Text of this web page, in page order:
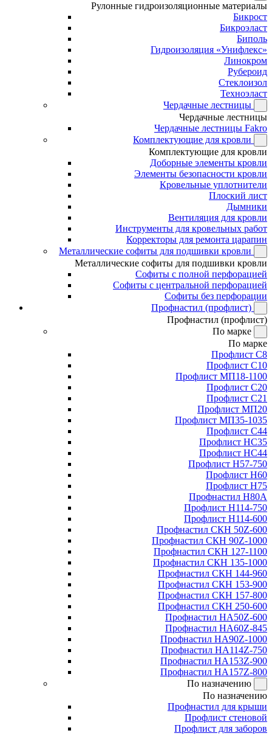
Рулонные гидроизоляционные материалы
Бикрост
Бикроэласт
Биполь
Гидроизоляция «Унифлекс»
Линокром
Рубероид
Стеклоизол
Техноэласт
Чердачные лестницы
Чердачные лестницы
Чердачные лестницы Fakro
Комплектующие для кровли
Комплектующие для кровли
Доборные элементы кровли
Элементы безопасности кровли
Кровельные уплотнители
Плоский лист
Дымники
Вентиляция для кровли
Инструменты для кровельных работ
Корректоры для ремонта царапин
Металлические софиты для подшивки кровли
Металлические софиты для подшивки кровли
Софиты с полной перфорацией
Софиты с центральной перфорацией
Софиты без перфорации
Профнастил (профлист)
Профнастил (профлист)
По марке
По марке
Профлист С8
Профлист С10
Профлист МП18-1100
Профлист С20
Профлист С21
Профлист МП20
Профлист МП35-1035
Профлист С44
Профлист НС35
Профлист НС44
Профлист Н57-750
Профлист Н60
Профлист Н75
Профнастил Н80А
Профлист Н114-750
Профлист Н114-600
Профнастил СКН 50Z-600
Профнастил СКН 90Z-1000
Профнастил СКН 127-1100
Профнастил СКН 135-1000
Профнастил СКН 144-960
Профнастил СКН 153-900
Профнастил СКН 157-800
Профнастил СКН 250-600
Профнастил НА50Z-600
Профнастил НА60Z-845
Профнастил НА90Z-1000
Профнастил НА114Z-750
Профнастил НА153Z-900
Профнастил НА157Z-800
По назначению
По назначению
Профнастил для крыши
Профлист стеновой
Профлист для заборов